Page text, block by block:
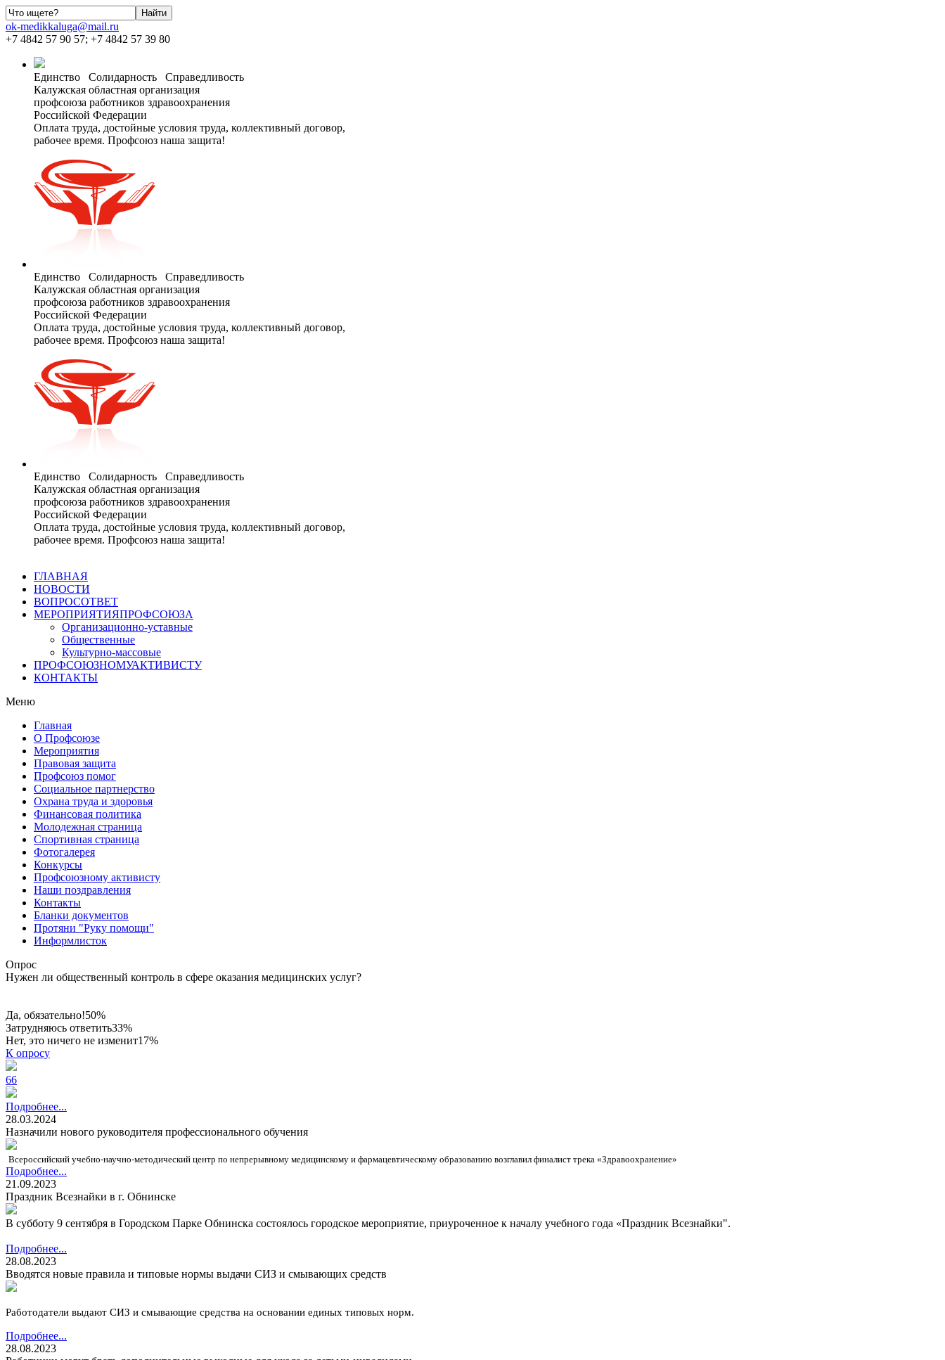
ok-medikkaluga@mail.ru
+7 4842 57 90 57; +7 4842 57 39 80
Единство Солидарность Справедливость
Калужская областная организация
профсоюза работников здравоохранения
Российской Федерации
Оплата труда, достойные условия труда, коллективный договор,
рабочее время. Профсоюз наша защита!
Единство Солидарность Справедливость
Калужская областная организация
профсоюза работников здравоохранения
Российской Федерации
Оплата труда, достойные условия труда, коллективный договор,
рабочее время. Профсоюз наша защита!
Единство Солидарность Справедливость
Калужская областная организация
профсоюза работников здравоохранения
Российской Федерации
Оплата труда, достойные условия труда, коллективный договор,
рабочее время. Профсоюз наша защита!
ГЛАВНАЯ
НОВОСТИ
ВОПРОСОТВЕТ
МЕРОПРИЯТИЯПРОФСОЮЗА
Организационно-уставные
Общественные
Культурно-массовые
ПРОФСОЮЗНОМУАКТИВИСТУ
КОНТАКТЫ
Меню
Главная
О Профсоюзе
Мероприятия
Правовая защита
Профсоюз помог
Социальное партнерство
Охрана труда и здоровья
Финансовая политика
Молодежная страница
Спортивная страница
Фотогалерея
Конкурсы
Профсоюзному активисту
Наши поздравления
Контакты
Бланки документов
Протяни "Руку помощи"
Информлисток
Опрос
Нужен ли общественный контроль в сфере оказания медицинских услуг?
Да, обязательно!50%
Затрудняюсь ответить33%
Нет, это ничего не изменит17%
К опросу
66
Подробнее...
28.03.2024
Назначили нового руководителя профессионального обучения
Всероссийский учебно-научно-методический центр по непрерывному медицинскому и фармацевтическому образованию возглавил финалист трека «Здравоохранение»
Подробнее...
21.09.2023
Праздник Всезнайки в г. Обнинске
В субботу 9 сентября в Городском Парке Обнинска состоялось городское мероприятие, приуроченное к началу учебного года «Праздник Всезнайки".
Подробнее...
28.08.2023
Вводятся новые правила и типовые нормы выдачи СИЗ и смывающих средств
Работодатели выдают СИЗ и смывающие средства на основании единых типовых норм.
Подробнее...
28.08.2023